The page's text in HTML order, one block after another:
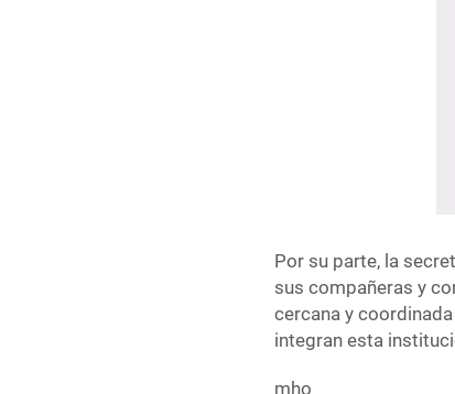
Por su parte, la
sus compañeras y
cercana y
integran esta
mho